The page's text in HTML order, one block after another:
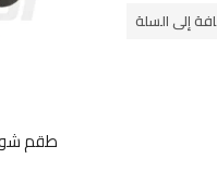
إلى السلة